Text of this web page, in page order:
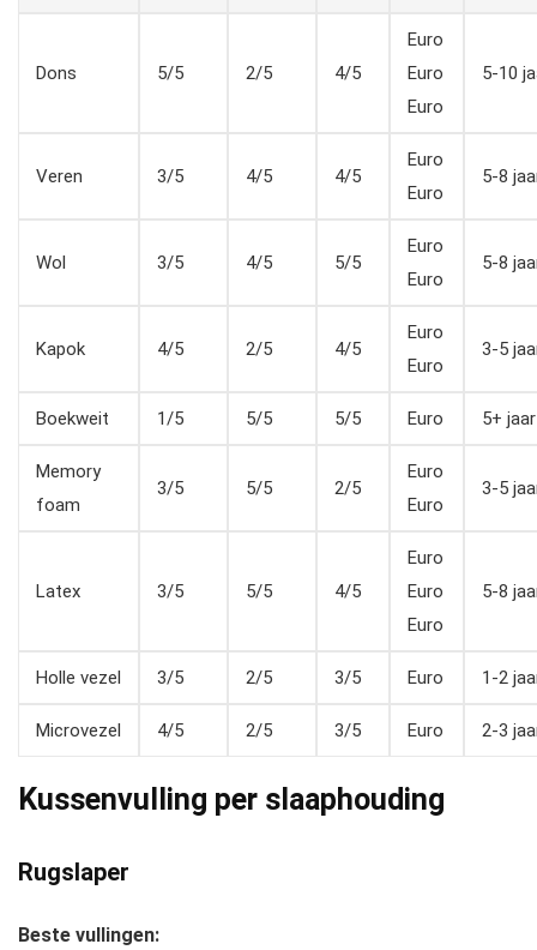
Dons 5/5 2/5 4/5
Euro
Euro
Euro
5-10
Veren 3/5 4/5 4/5
Euro
Euro
5-8
Wol 3/5 4/5 5/5
Euro
Euro
5-8
Kapok 4/5 2/5 4/5
Euro
Euro
3-5
Boekweit 1/5 5/5 5/5 Euro 5+ jaar
Memory
foam
3/5 5/5 2/5
Euro
Euro
3-5
Latex 3/5 5/5 4/5
Euro
Euro
Euro
5-8
Holle vezel 3/5 2/5 3/5 Euro 1-2
Microvezel 4/5 2/5 3/5 Euro 2-3
Kussenvulling per slaaphouding
Rugslaper
Beste vullingen: